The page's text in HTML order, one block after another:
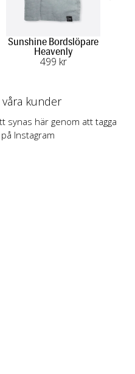
Sunshine Bordslöpare
Heavenly
499 kr
kunder
synas här genom att tagga
Instagram